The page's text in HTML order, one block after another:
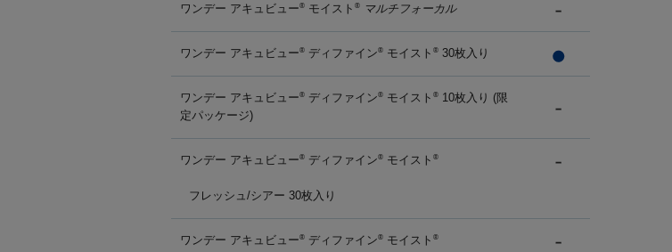
ワンデー アキュビュー® モイスト ® マルチフォーカル
ワンデー アキュビュー® ディファイン® モイスト ® 30枚入り
ワンデー アキュビュー® ディファイン® モイスト ® 10枚入り (限
定パッケージ)
ワンデー アキュビュー® ディファイン® モイスト ®
フレッシュ/シアー 30枚入り
ワンデー アキュビュー® ディファイン® モイスト ®